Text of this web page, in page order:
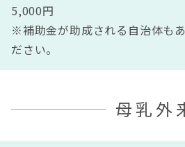
5,000円
※補助金が助成される自治体も
ださい。
母乳外